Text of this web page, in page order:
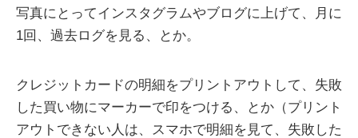
写真にとってインスタグラムやブログに上げて、月に
1回、過去ログを見る、とか。
クレジットカードの明細をプリントアウトして、失敗
した買い物にマーカーで印をつける、とか（プリント
アウトできない人は、スマホで明細を見て、失敗した